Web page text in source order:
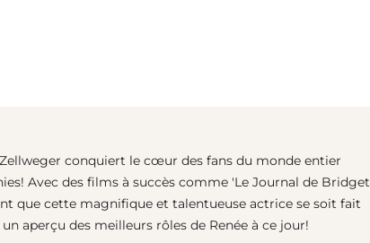
Zellweger conquiert le cœur des fans du monde entier
Avec des films à succès comme 'Le Journal de Bridget
que cette magnifique et talentueuse actrice se soit fait
aperçu des meilleurs rôles de Renée à ce jour!